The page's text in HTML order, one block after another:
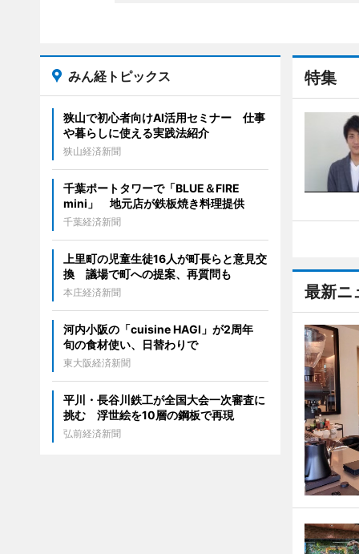
特集
最新ニ
みん経トピックス
狭山で初心者向けAI活用セミナー 仕事
や暮らしに使える実践法紹介
狭山経済新聞
千葉ポートタワーで「BLUE＆FIRE
mini」 地元店が鉄板焼き料理提供
千葉経済新聞
上里町の児童生徒16人が町長らと意見交
換 議場で町への提案、再質問も
本庄経済新聞
河内小阪の「cuisine HAGI」が2周年
旬の食材使い、日替わりで
東大阪経済新聞
平川・長谷川鉄工が全国大会一次審査に
挑む 浮世絵を10層の鋼板で再現
弘前経済新聞